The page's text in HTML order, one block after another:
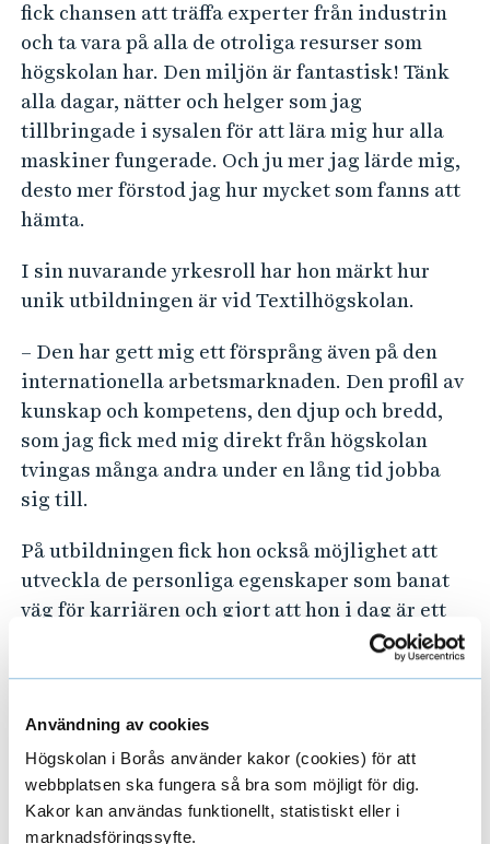
Användning av cookies
Högskolan i Borås använder kakor (cookies) för att
webbplatsen ska fungera så bra som möjligt för dig.
Kakor kan användas funktionellt, statistiskt eller i
marknadsföringssyfte.
fick chansen att träffa experter från industrin
och ta vara på alla de otroliga resurser som
högskolan har. Den miljön är fantastisk! Tänk
alla dagar, nätter och helger som jag
tillbringade i sysalen för att lära mig hur alla
maskiner fungerade. Och ju mer jag lärde mig,
desto mer förstod jag hur mycket som fanns att
hämta.
I sin nuvarande yrkesroll har hon märkt hur
unik utbildningen är vid Textilhögskolan.
– Den har gett mig ett försprång även på den
internationella arbetsmarknaden. Den profil av
kunskap och kompetens, den djup och bredd,
som jag fick med mig direkt från högskolan
tvingas många andra under en lång tid jobba
sig till.
På utbildningen fick hon också möjlighet att
utveckla de personliga egenskaper som banat
väg för karriären och gjort att hon i dag är ett
reda på hur saker och processer fungerar, för
att sedan försöka göra dem bättre. Det tror jag
är nyckeln till att jag blivit framgångsrik i min
yrkesroll.